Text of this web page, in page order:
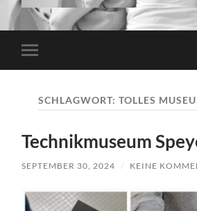
and-
more.de
Menü
SCHLAGWORT: TOLLES
Technikmuseum
SEPTEMBER 30, 2024 / KEINE